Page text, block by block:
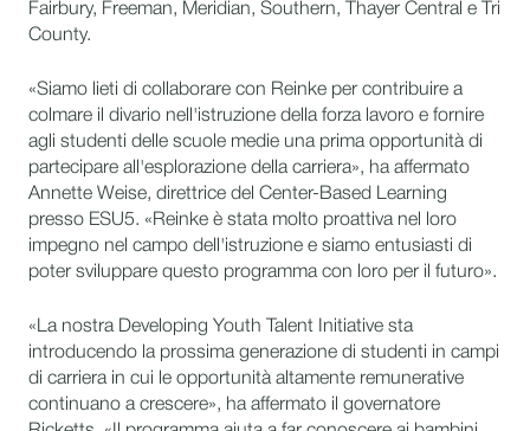
Fairbury, Freeman, Meridian, Southern, Thayer Central e Tri
County.
«Siamo lieti di collaborare con Reinke per contribuire a
colmare il divario nell'istruzione della forza lavoro e fornire
agli studenti delle scuole medie una prima opportunità di
partecipare all'esplorazione della carriera», ha affermato
Annette Weise, direttrice del Center-Based Learning
presso ESU5. «Reinke è stata molto proattiva nel loro
impegno nel campo dell'istruzione e siamo entusiasti di
poter sviluppare questo programma con loro per il futuro».
«La nostra Developing Youth Talent Initiative sta
introducendo la prossima generazione di studenti in campi
di carriera in cui le opportunità altamente remunerative
continuano a crescere», ha affermato il governatore